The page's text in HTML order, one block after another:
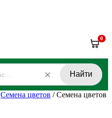
0
Найти
Семена цветов /Семена цветов